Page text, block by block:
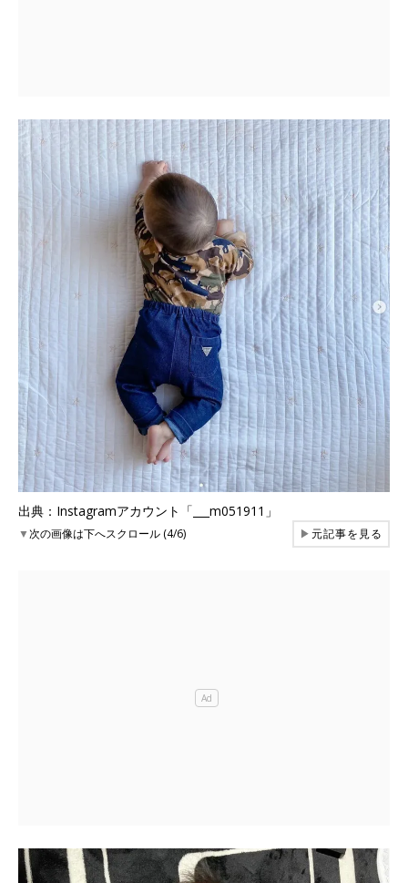
出典：Instagramアカウント「___m051911」
▼次の画像は下へスクロール (4/6) ▶元記事を見る